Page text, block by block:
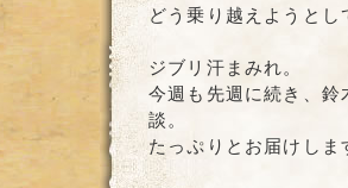
どう乗り越えようとし
ジブリ汗まみれ。
今週も先週に続き、
談。
たっぷりとお届けしま